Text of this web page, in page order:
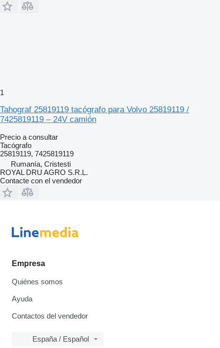
1
Tahograf 25819119 tacógrafo para Volvo 25819119 /
7425819119 – 24V camión
Precio a consultar
Tacógrafo
25819119, 7425819119
Rumanía, Cristesti
ROYAL DRU AGRO S.R.L.
Contacte con el vendedor
Empresa
Quiénes somos
Ayuda
Contactos del vendedor
España / Español